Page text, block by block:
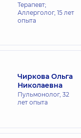
Терапевт;
Аллерголог, 15 лет
опыта
Чиркова Ольга
Николаевна
Пульмонолог, 32
лет опыта